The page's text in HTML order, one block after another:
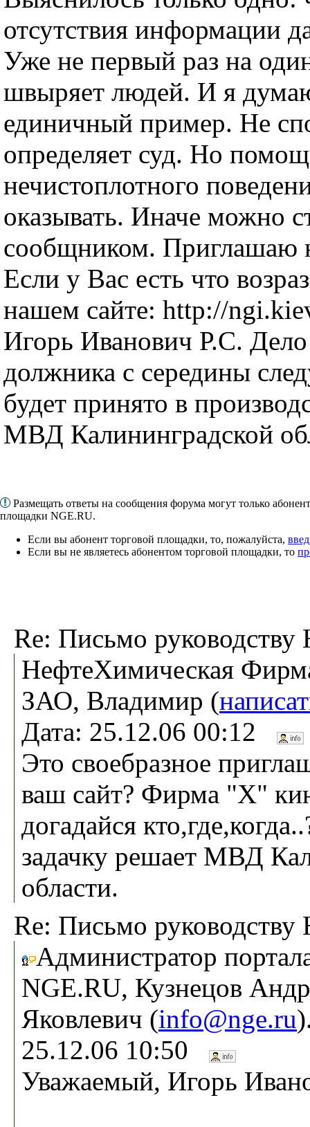
отсутствия информации
Уже не первый раз на
швыряет людей. И я
единичный пример. Не
определяет суд. Но
нечистоплотного
оказывать. Иначе можно
сообщником. Приглашаю
Если у Вас есть что
нашем сайте: http://
Игорь Иванович Р.С.
должника с середины
будет принято в
МВД Калининградской
Размещать ответы на сообщения форума могут только
площадки NGE.RU.
Если вы абонент торговой площадки, то, пожалуйста,
Если вы не являетесь абонентом торговой площадки, то
Re: Письмо
НефтеXимическая
ЗАО, Владимир (
Дата: 25.12.06 00:12
Это своебразное
ваш сайт? Фирма "Х"
догадайся
задачку решает МВД
области.
Re: Письмо
Администратор
NGE.RU, Кузнецов
Яковлевич (info@nge.ru
25.12.06 10:50
Уважаемый, Игорь